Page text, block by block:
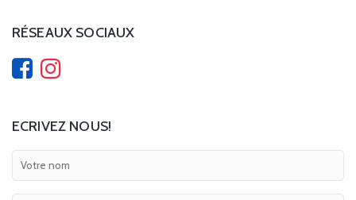
RÉSEAUX SOCIAUX
ECRIVEZ NOUS!